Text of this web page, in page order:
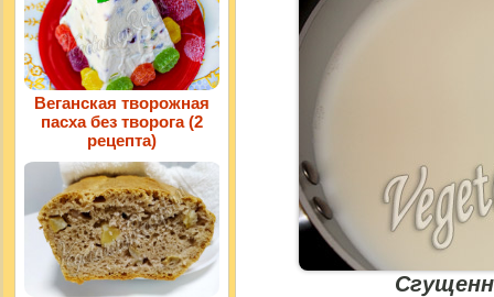
Веганская творожная
пасха без творога (2
рецепта)